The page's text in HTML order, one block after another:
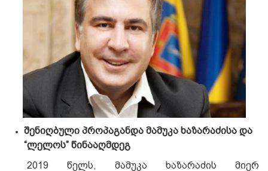
შენიღბული პროპაგანდა მამუკა ხაზარაძისა და
“ლელოს” წინააღმდეგ
2019 წელს, მამუკა ხაზარაძის მიერ